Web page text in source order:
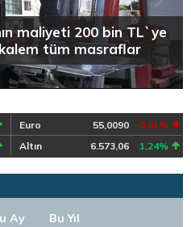
maliyeti 200 bin TL`ye
tüm masraflar
Euro 55,0090 -0,01%
Altın 6.573,06 1,24%
Ay Bu Yıl